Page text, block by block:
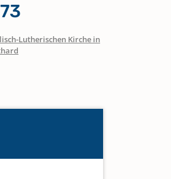
Lutherischen Kirche in